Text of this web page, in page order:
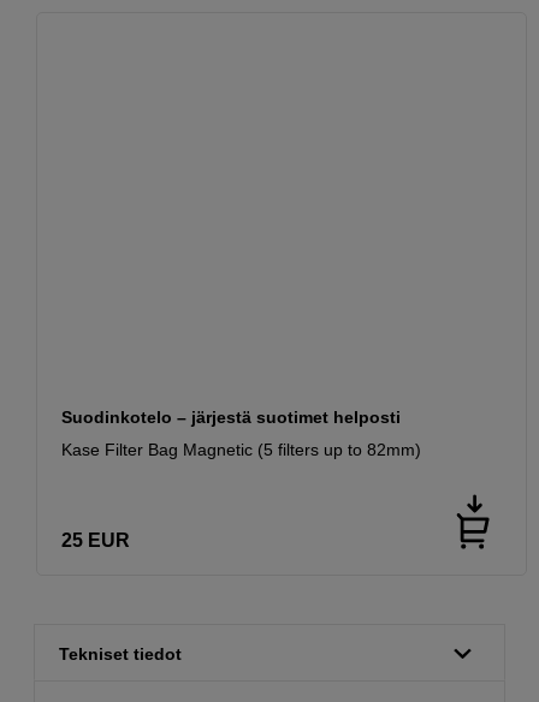
Suodinkotelo – järjestä suotimet helposti
Kase Filter Bag Magnetic (5 filters up to 82mm)
25 EUR
Tekniset tiedot